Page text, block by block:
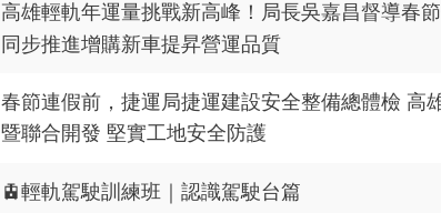
高雄輕軌年運量挑戰新高峰！局長吳嘉昌督導春節
同步推進增購新車提昇營運品質
春節連假前，捷運局捷運建設安全整備總體檢 高
暨聯合開發 堅實工地安全防護
🚊輕軌駕駛訓練班｜認識駕駛台篇